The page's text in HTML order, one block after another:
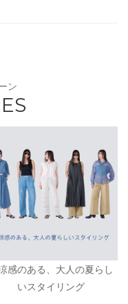
ン
感のある、大人の夏らし
いスタイリング